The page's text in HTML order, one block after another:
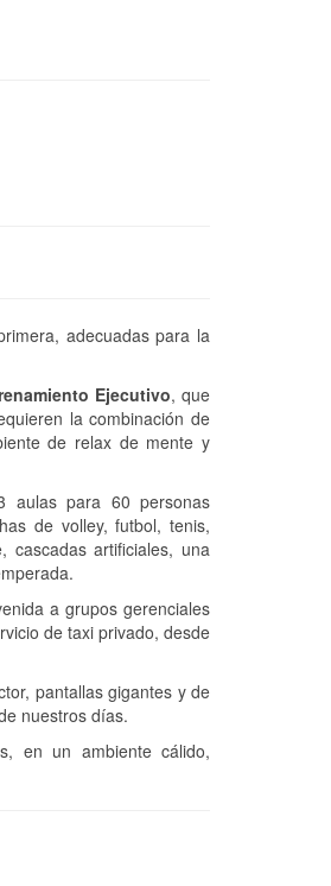
adecuadas para la
Ejecutivo, que
la combinación de
de relax de mente y
aulas para 60 personas
de volley, futbol, tenis,
cascadas artificiales, una
a grupos gerenciales
de taxi privado, desde
pantallas gigantes y de
nuestros días.
en un ambiente cálido,